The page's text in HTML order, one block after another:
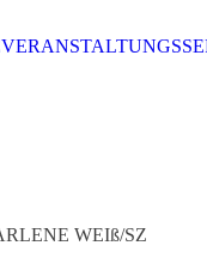
KARRIERE
KARRIERE
WEIß/SZ